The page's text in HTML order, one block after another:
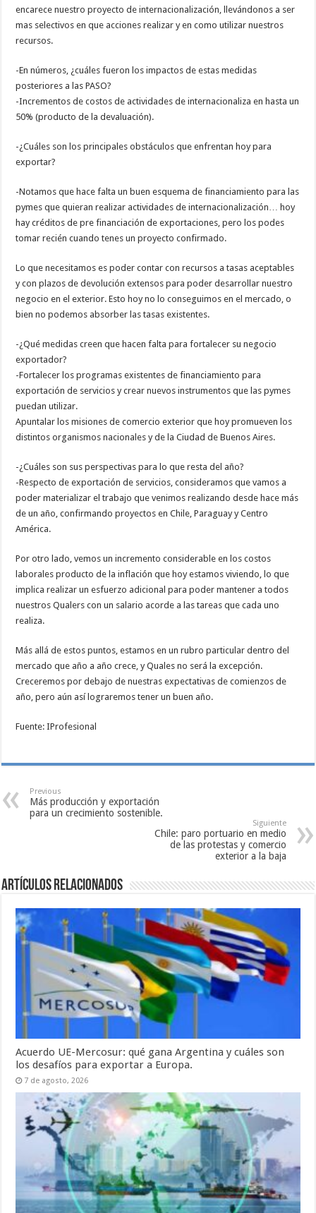
encarece nuestro proyecto de internacionalización, llevándonos a ser
mas selectivos en que acciones realizar y en como utilizar nuestros
recursos.
-En números, ¿cuáles fueron los impactos de estas medidas
posteriores a las PASO?
-Incrementos de costos de actividades de internacionaliza en hasta un
50% (producto de la devaluación).
-¿Cuáles son los principales obstáculos que enfrentan hoy para
exportar?
-Notamos que hace falta un buen esquema de financiamiento para las
pymes que quieran realizar actividades de internacionalización… hoy
hay créditos de pre financiación de exportaciones, pero los podes
tomar recién cuando tenes un proyecto confirmado.
Lo que necesitamos es poder contar con recursos a tasas aceptables
y con plazos de devolución extensos para poder desarrollar nuestro
negocio en el exterior. Esto hoy no lo conseguimos en el mercado, o
bien no podemos absorber las tasas existentes.
-¿Qué medidas creen que hacen falta para fortalecer su negocio
exportador?
-Fortalecer los programas existentes de financiamiento para
exportación de servicios y crear nuevos instrumentos que las pymes
puedan utilizar.
Apuntalar los misiones de comercio exterior que hoy promueven los
distintos organismos nacionales y de la Ciudad de Buenos Aires.
-¿Cuáles son sus perspectivas para lo que resta del año?
-Respecto de exportación de servicios, consideramos que vamos a
poder materializar el trabajo que venimos realizando desde hace más
de un año, confirmando proyectos en Chile, Paraguay y Centro
América.
Por otro lado, vemos un incremento considerable en los costos
laborales producto de la inflación que hoy estamos viviendo, lo que
implica realizar un esfuerzo adicional para poder mantener a todos
nuestros Qualers con un salario acorde a las tareas que cada uno
realiza.
Más allá de estos puntos, estamos en un rubro particular dentro del
mercado que año a año crece, y Quales no será la excepción.
Creceremos por debajo de nuestras expectativas de comienzos de
año, pero aún así lograremos tener un buen año.
Fuente: IProfesional
Previous
Más producción y exportación
para un crecimiento sostenible.
Siguiente
Chile: paro portuario en medio
de las protestas y comercio
exterior a la baja
Artículos relacionados
Acuerdo UE-Mercosur: qué gana Argentina y cuáles son
los desafíos para exportar a Europa.
7 de agosto, 2026